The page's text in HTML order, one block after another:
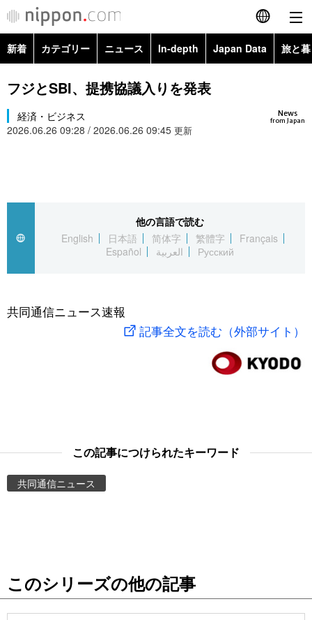
English
カテゴリー
スポーツ・東京2020
Topics
Images
お知らせ
新着 カテゴリー ニュース In-depth Japan Data 旅と
政治・外交
経済・ビジネス Images
フジとSBI、提携協議入りを発表
News
from Japan
経済・ビジネス
2026.06.26 09:28 / 2026.06.26 09:45 更新
他の言語で読む
English
日本語 简体字 繁體字
Français
Español
العربية Русский
共同通信ニュース速報
記事全文を読む（外部サイト）
この記事につけられたキーワード
共同通信ニュース
このシリーズの他の記事